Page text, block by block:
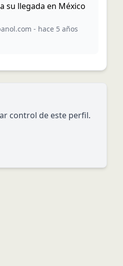
su llegada en México
- hace 5 años
control de este perfil.